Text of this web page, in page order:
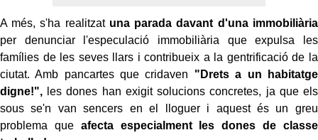
A més, s'ha realitzat una parada davant d'una immobiliària
per denunciar l'especulació immobiliària que expulsa les
famílies de les seves llars i contribueix a la gentrificació de la
ciutat. Amb pancartes que cridaven "Drets a un habitatge
digne!", les dones han exigit solucions concretes, ja que els
sous se'n van sencers en el lloguer i aquest és un greu
problema que afecta especialment les dones de classe